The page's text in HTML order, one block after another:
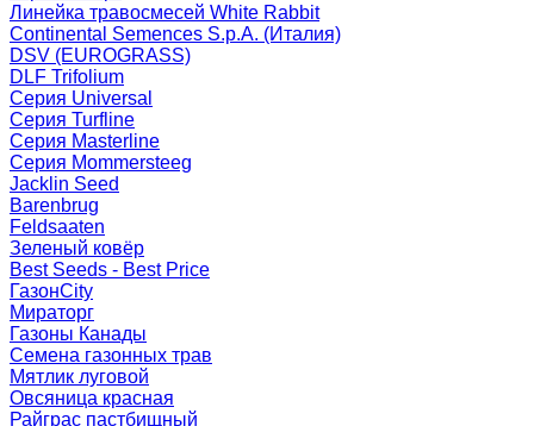
Линейка травосмесей White Rabbit
Continental Semences S.p.A. (Италия)
DSV (EUROGRASS)
DLF Trifolium
Серия Universal
Серия Turfline
Серия Masterline
Серия Mommersteeg
Jacklin Seed
Barenbrug
Feldsaaten
Зеленый ковёр
Best Seeds - Best Price
ГазонCity
Мираторг
Газоны Канады
Семена газонных трав
Мятлик луговой
Овсяница красная
Райграс пастбищный